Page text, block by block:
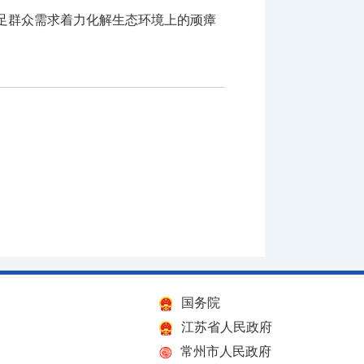
群众需求着力化解生态环境上的顽瘴
国务院
江苏省人民政府
常州市人民政府